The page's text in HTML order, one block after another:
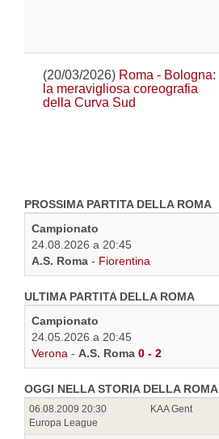
(20/03/2026) Roma - Bologna:
la meravigliosa coreografia
della Curva Sud
PROSSIMA PARTITA DELLA ROMA
Campionato
24.08.2026 a 20:45
A.S. Roma - Fiorentina
ULTIMA PARTITA DELLA ROMA
Campionato
24.05.2026 a 20:45
Verona - A.S. Roma 0 - 2
OGGI NELLA STORIA DELLA ROMA
06.08.2009 20:30
Europa League
KAA Gent